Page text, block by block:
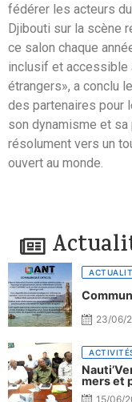
fédérer les acteurs
Djibouti sur la scène
ce salon chaque
inclusif et accessible
étrangers», a conclu
des partenaires pour
son dynamisme et sa
résolument vers un
ouvert au monde.
23/06/
mers et
15/06/